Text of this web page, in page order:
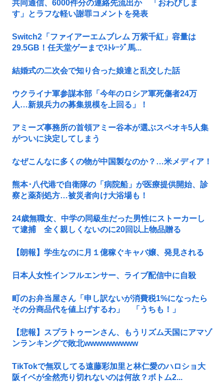
共同通信、6000件分の連絡先流出か 「おわびしま
す」とラフな軽い謝罪コメントを発表
Switch2「ファイアーエムブレム 万紫千紅」容量は
29.5GB！任天堂ゲーまでｽﾄﾚｰｼﾞ馬...
結婚式の二次会で知り合った娘達と乱交した話
ウクライナ軍参謀本部「今年のロシア軍死傷者24万
人…新規兵力の募集規模を上回る」！
アミーズ事務所の首領アミー谷本が選ぶスペオキ5人集
がついに決定してしまう
なぜこんなに多くの物が中国製なのか？…米メディア！
熊本･八代港で自衛隊の「病院船」が医療提供開始、診
察と薬剤処方…被災者向け大浴場も！
24歳無職女、中学の同級生だった男性にストーカーし
て逮捕 全く親しくないのに20回以上物品贈る
【朗報】学生なのに月１億稼ぐキャバ嬢、発見される
日本人女性インフルエンサー、ライブ配信中に自殺
町のお弁当屋さん「申し訳ないが消費税1%になったら
その分商品代を値上げするわ」 「うちも！」
【悲報】スプラトゥーンさん、もうリズム天国にアマゾ
ンランキングで敗北wwwwwwwww
TikTokで無双してる遠藤彩加里と林仁愛のハロショ大
阪イベが全然売り切れないのは何故？ボトム2...